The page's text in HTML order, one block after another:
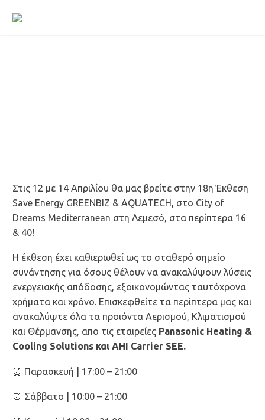
EL
Στις 12 με 14 Απριλίου θα μας βρείτε στην 18η Έκθεση
Save Energy GREENBIZ & AQUATECH, στο City of
Dreams Mediterranean στη Λεμεσό, στα περίπτερα 16
& 40!
Η έκθεση έχει καθιερωθεί ως το σταθερό σημείο
συνάντησης για όσους θέλουν να ανακαλύψουν λύσεις
ενεργειακής απόδοσης, εξοικονομώντας ταυτόχρονα
χρήματα και χρόνο. Επισκεφθείτε τα περίπτερα μας και
ανακαλύψτε όλα τα προιόντα Αερισμού, Κλιματισμού
και Θέρμανσης, απο τις εταιρείες Panasonic Heating &
Cooling Solutions και AHI Carrier SEE.
⏰ Παρασκευή | 17:00 – 21:00
⏰ Σάββατο | 10:00 – 21:00